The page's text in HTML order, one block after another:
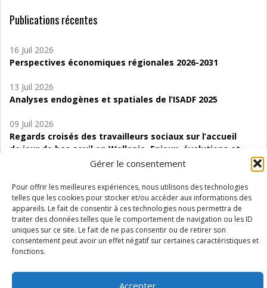
Gérer le consentement
Pour offrir les meilleures expériences, nous utilisons des technologies
telles que les cookies pour stocker et/ou accéder aux informations des
appareils. Le fait de consentir à ces technologies nous permettra de
traiter des données telles que le comportement de navigation ou les ID
uniques sur ce site. Le fait de ne pas consentir ou de retirer son
consentement peut avoir un effet négatif sur certaines caractéristiques et
fonctions.
Accepter
Publications récentes
16 Juil 2026
Perspectives économiques régionales 2026-2031
13 Juil 2026
Analyses endogènes et spatiales de l’ISADF 2025
09 Juil 2026
Regards croisés des travailleurs sociaux sur l’accueil
de jour de bas seuil en Wallonie. Enjeux, évolutions et
06 Juil 2026
Étude d’évaluabilité des Structures
d’accompagnement à l’autocréation d’emploi (SAACE)
01 Juil 2026
Pénurie du personnel infirmier :quels indicateurs
Wallonie ?